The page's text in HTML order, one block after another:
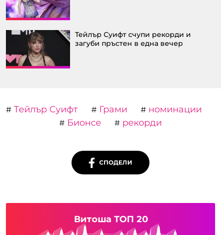
Тейлър Суифт счупи рекорди и
загуби пръстен в една вечер
# Тейлър Суифт # Грами # номинации
# Бионсе # рекорди
СПОДЕЛИ
Витоша ТОП 20